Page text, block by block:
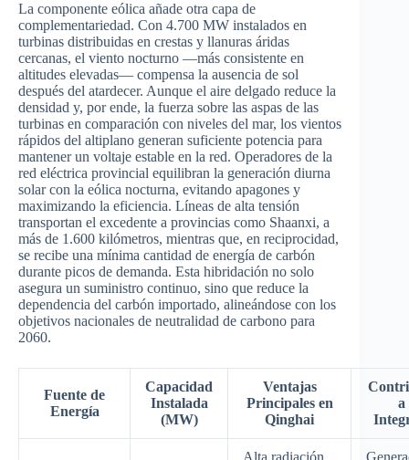
La componente eólica añade otra capa de
complementariedad. Con 4.700 MW instalados en
turbinas distribuidas en crestas y llanuras áridas
cercanas, el viento nocturno —más consistente en
altitudes elevadas— compensa la ausencia de sol
después del atardecer. Aunque el aire delgado reduce la
densidad y, por ende, la fuerza sobre las aspas de las
turbinas en comparación con niveles del mar, los vientos
rápidos del altiplano generan suficiente potencia para
mantener un voltaje estable en la red. Operadores de la
red eléctrica provincial equilibran la generación diurna
solar con la eólica nocturna, evitando apagones y
maximizando la eficiencia. Líneas de alta tensión
transportan el excedente a provincias como Shaanxi, a
más de 1.600 kilómetros, mientras que, en reciprocidad,
se recibe una mínima cantidad de energía de carbón
durante picos de demanda. Esta hibridación no solo
asegura un suministro continuo, sino que reduce la
dependencia del carbón importado, alineándose con los
objetivos nacionales de neutralidad de carbono para
2060.
Fuente de
Energía
Capacidad
Instalada
(MW)
Ventajas
Principales en
Qinghai
a